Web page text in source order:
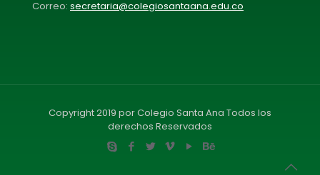
Correo: secretaria@colegiosantaana.edu.co
Copyright 2019 por Colegio Santa Ana Todos los
derechos Reservados